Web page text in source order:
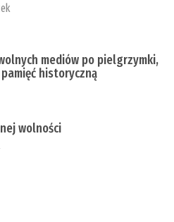
mediów po pielgrzymki,
historyczną
wolności